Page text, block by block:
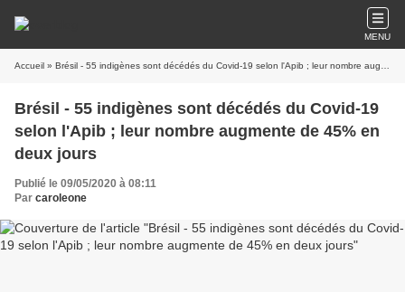
MENU
Accueil » Brésil - 55 indigènes sont décédés du Covid-19 selon l'Apib ; leur nombre augmente de 45% en deux jours
Brésil - 55 indigènes sont décédés du Covid-19
selon l'Apib ; leur nombre augmente de 45% en
deux jours
Publié le 09/05/2020 à 08:11
Par caroleone